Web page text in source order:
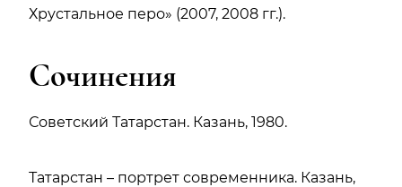
Хрустальное перо» (2007, 2008 гг.).
Сочинения
Советский Татарстан. Казань, 1980.
Татарстан – портрет современника. Казань,